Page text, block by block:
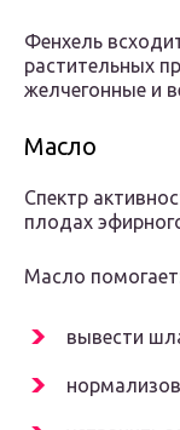
Фенхель
растительных
желчегонные и
Масло
Спектр
плодах
Масло
вывести